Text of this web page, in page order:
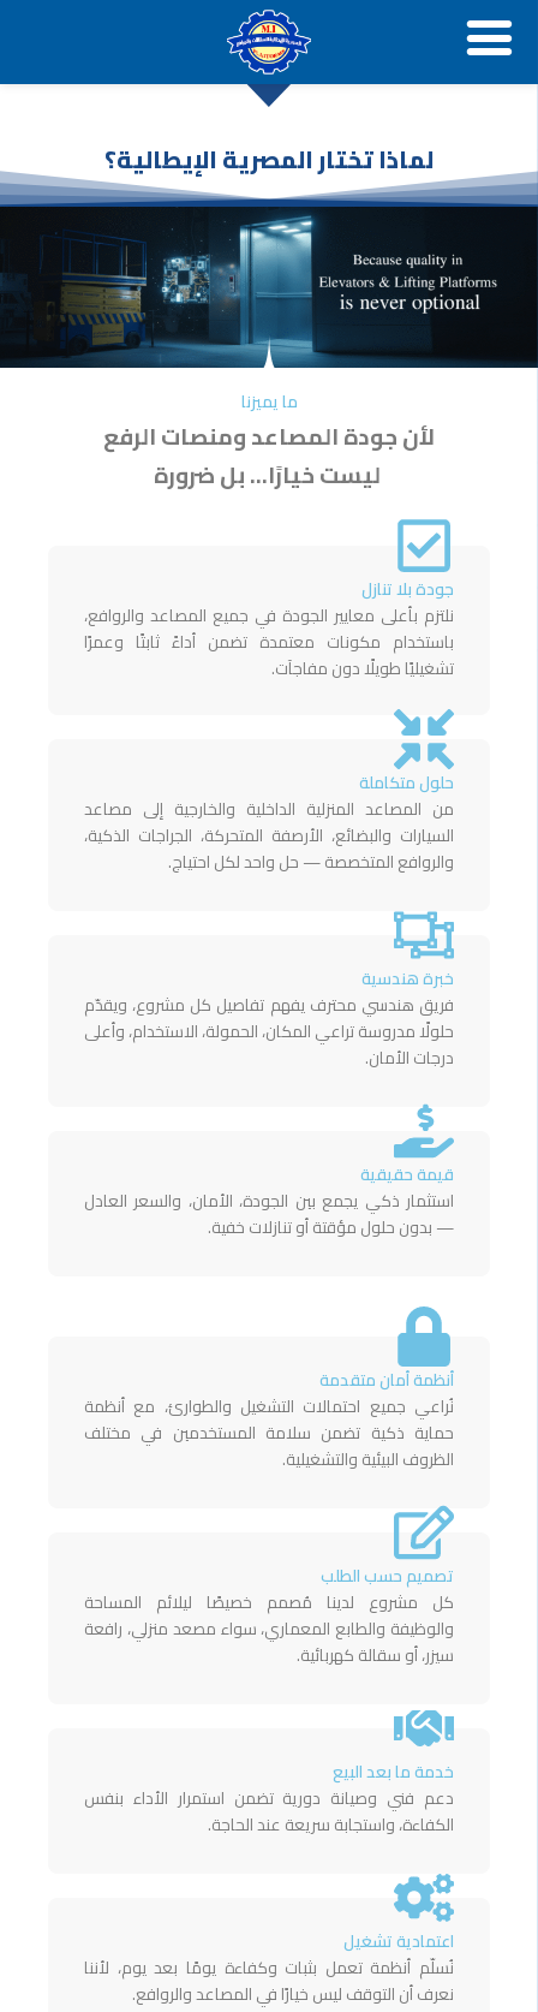
المحتوى
لماذا تختار المصرية الإيطالية؟
ما يميزنا
لأن جودة المصاعد ومنصات الرفع
ليست خيارًا… بل ضرورة
جودة بلا تنازل
نلتزم بأعلى معايير الجودة في جميع المصاعد والروافع،
باستخدام مكونات معتمدة تضمن أداءً ثابتًا وعمرًا
تشغيليًا طويلًا دون مفاجآت.
حلول متكاملة
من المصاعد المنزلية الداخلية والخارجية إلى مصاعد
السيارات والبضائع، الأرصفة المتحركة، الجراجات الذكية،
والروافع المتخصصة — حل واحد لكل احتياج.
خبرة هندسية
فريق هندسي محترف يفهم تفاصيل كل مشروع، ويقدّم
حلولًا مدروسة تراعي المكان، الحمولة، الاستخدام، وأعلى
درجات الأمان.
قيمة حقيقية
استثمار ذكي يجمع بين الجودة، الأمان، والسعر العادل
— بدون حلول مؤقتة أو تنازلات خفية.
أنظمة أمان متقدمة
نُراعي جميع احتمالات التشغيل والطوارئ، مع أنظمة
حماية ذكية تضمن سلامة المستخدمين في مختلف
الظروف البيئية والتشغيلية.
تصميم حسب الطلب
كل مشروع لدينا مُصمم خصيصًا ليلائم المساحة
والوظيفة والطابع المعماري، سواء مصعد منزلي، رافعة
سيزر، أو سقالة كهربائية.
خدمة ما بعد البيع
دعم فني وصيانة دورية تضمن استمرار الأداء بنفس
الكفاءة، واستجابة سريعة عند الحاجة.
اعتمادية تشغيل
نُسلّم أنظمة تعمل بثبات وكفاءة يومًا بعد يوم، لأننا
نعرف أن التوقف ليس خيارًا في المصاعد والروافع.